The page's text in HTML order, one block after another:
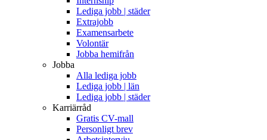
Lediga jobb | städer
Extrajobb
Examensarbete
Volontär
Jobba hemifrån
Jobba
Alla lediga jobb
Lediga jobb | län
Lediga jobb | städer
Karriärråd
Gratis CV-mall
Personligt brev